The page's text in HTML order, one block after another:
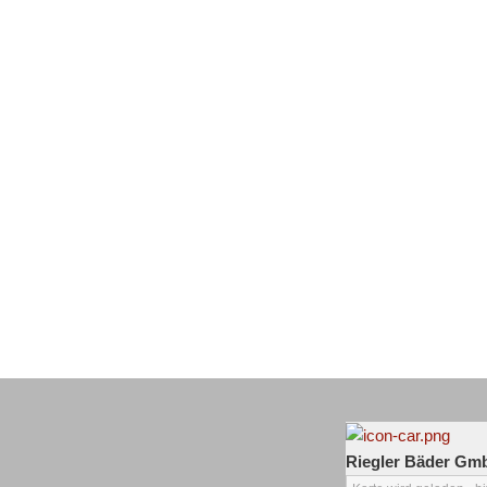
Riegler Bäder